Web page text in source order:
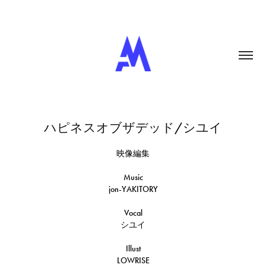
ハピネスオブザデッド/シユイ
映像編集
Music
jon-YAKITORY
Vocal
シユイ
Illust
LOWRISE